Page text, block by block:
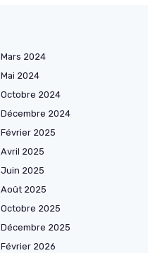
Mars 2024
Mai 2024
Octobre 2024
Décembre 2024
Février 2025
Avril 2025
Juin 2025
Août 2025
Octobre 2025
Décembre 2025
Février 2026